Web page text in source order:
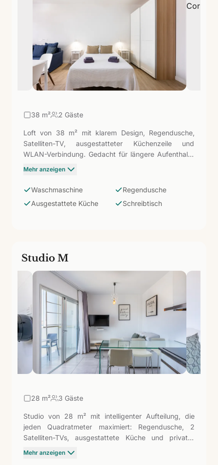
wenige Minuten entfernt, was diesen Komplex zu
erkunden.
38 m² 2 Gäste
Loft von 38 m² mit klarem Design, Regendusche,
Satelliten-TV, ausgestatteter Küchenzeile und
WLAN-Verbindung. Gedacht für längere Aufenthalte
oder Reisende, die totale Autonomie schätzen, alles,
was sie brauchen, um Corralejo zu besuchen.
Mehr anzeigen
Waschmaschine
Regendusche
Ausgestattete Küche
Schreibtisch
Studio M
28 m² 3 Gäste
Studio von 28 m² mit intelligenter Aufteilung, die
jeden Quadratmeter maximiert: Regendusche, 2
Satelliten-TVs, ausgestattete Küche und privater
Format ist kompakt, aber sein zeitgenössisches
Mehr anzeigen